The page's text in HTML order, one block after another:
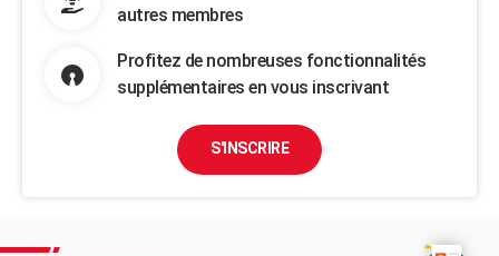
autres membres
Profitez de nombreuses fonctionnalités
supplémentaires en vous inscrivant
S'INSCRIRE